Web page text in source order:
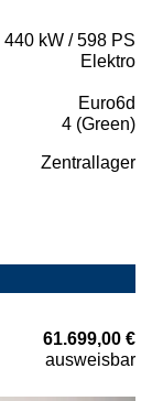
440 kW / 598 PS
Elektro
Euro6d
4 (Green)
Zentrallager
61.699,00 €
ausweisbar